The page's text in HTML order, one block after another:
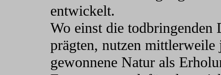
entwickelt.
Wo einst die todbringenden
prägten, nutzen mittlerweile
gewonnene Natur als